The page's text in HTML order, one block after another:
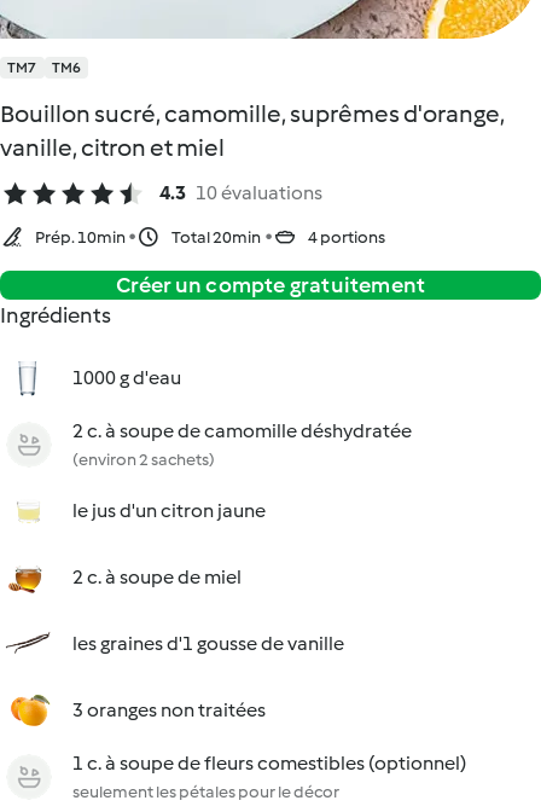
TM7 TM6
Bouillon sucré, camomille, suprêmes d'orange,
vanille, citron et miel
4.3 10 évaluations
Prép. 10min Total 20min 4 portions
Créer un compte gratuitement
Ingrédients
1000 g d'eau
2 c. à soupe de camomille déshydratée
(environ 2 sachets)
le jus d'un citron jaune
2 c. à soupe de miel
les graines d'1 gousse de vanille
3 oranges non traitées
1 c. à soupe de fleurs comestibles (optionnel)
seulement les pétales pour le décor